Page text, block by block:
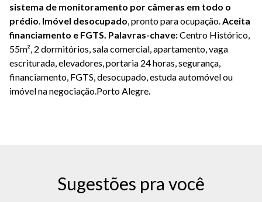
sistema de monitoramento por câmeras em todo o
prédio. Imóvel desocupado, pronto para ocupação.Aceita
financiamento e FGTS. Palavras-chave:Centro Histórico,
55m², 2 dormitórios, sala comercial, apartamento, vaga
escriturada, elevadores, portaria 24 horas, segurança,
financiamento, FGTS, desocupado, estuda automóvel ou
imóvel na negociação.Porto Alegre.
Sugestões pra você